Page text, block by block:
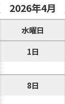
2026年4月
水曜日
1日
8日